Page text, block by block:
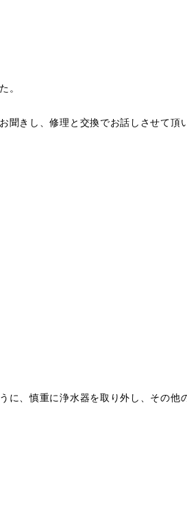
。
聞きし、修理と交換でお話しさせて
に、慎重に浄水器を取り外し、その